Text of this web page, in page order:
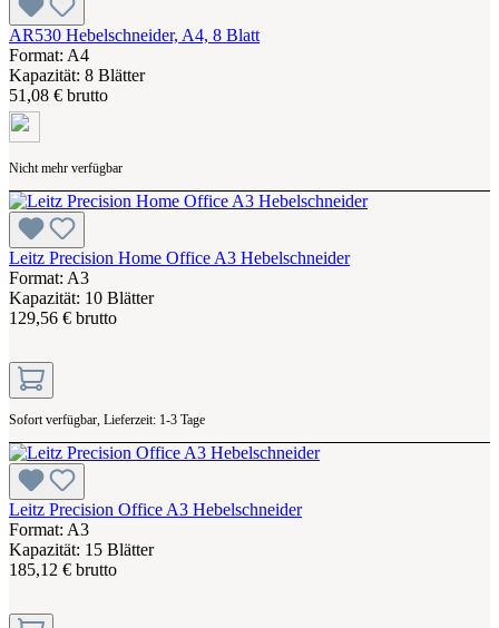
AR530 Hebelschneider, A4, 8 Blatt
Format: A4
Kapazität: 8 Blätter
51,08 € brutto
Nicht mehr verfügbar
Leitz Precision Home Office A3 Hebelschneider
Format: A3
Kapazität: 10 Blätter
129,56 € brutto
Sofort verfügbar, Lieferzeit: 1-3 Tage
Leitz Precision Office A3 Hebelschneider
Format: A3
Kapazität: 15 Blätter
185,12 € brutto